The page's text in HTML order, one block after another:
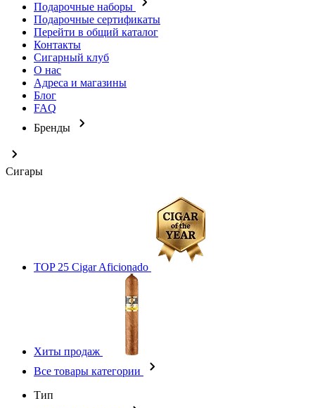
Подарочные наборы
Подарочные сертификаты
Перейти в общий каталог
Контакты
Сигарный клуб
О нас
Адреса и магазины
Блог
FAQ
Бренды
Сигары
TOP 25 Cigar Aficionado
Хиты продаж
Все товары категории
Тип